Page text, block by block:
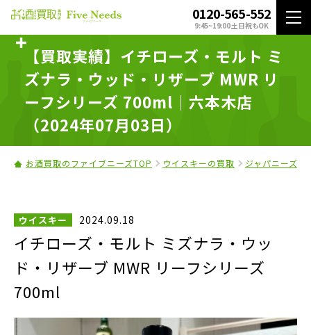
0120-565-552
9:45~19:00 土日祝もOK
【買取実績】イチローズ・モルト ミ
ズナラ・ウッド・リザーブ MWR リ
ーフシリーズ 700ml｜六本木店
（2024年07月03日）
お酒買取のファイブニーズTOP ウイスキーの買取 ジャパニーズ
ウイスキー 2024.09.18
イチローズ・モルト ミズナラ・ウッ
ド・リザーブ MWR リーフシリーズ
700ml